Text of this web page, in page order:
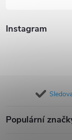
Instagram
Populární